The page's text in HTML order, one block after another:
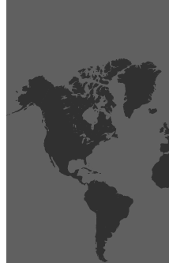
404Página no
La página que buscas no
Comprueba la URL e inténtalo
Ir a la página de inicio
Obtener soporte técnico